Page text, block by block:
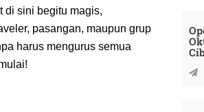
di sini begitu magis,
pasangan, maupun grup
harus mengurus semua